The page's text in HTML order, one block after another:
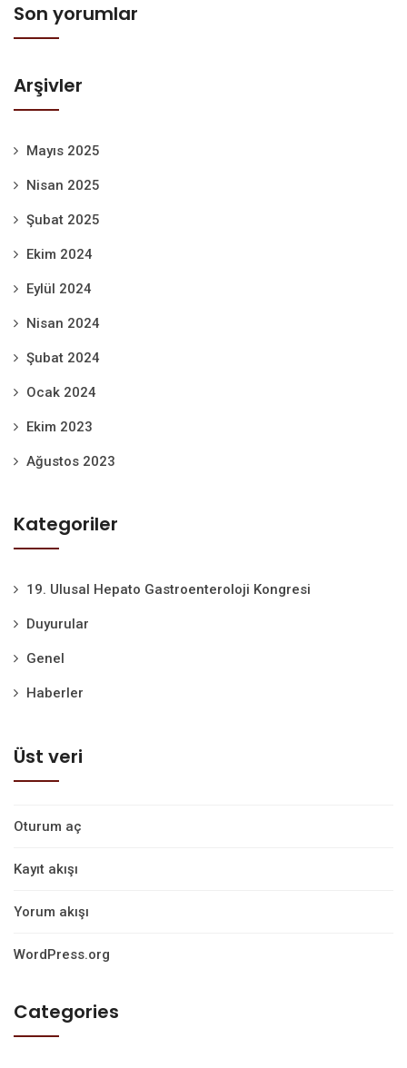
Son yorumlar
Arşivler
Mayıs 2025
Nisan 2025
Şubat 2025
Ekim 2024
Eylül 2024
Nisan 2024
Şubat 2024
Ocak 2024
Ekim 2023
Ağustos 2023
Kategoriler
19. Ulusal Hepato Gastroenteroloji Kongresi
Duyurular
Genel
Haberler
Üst veri
Oturum aç
Kayıt akışı
Yorum akışı
WordPress.org
Categories